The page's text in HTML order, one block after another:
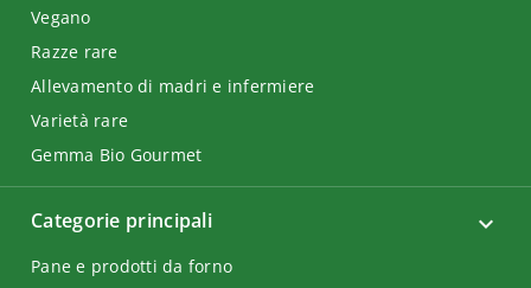
Categorie principali
Pane e prodotti da forno
Vegano
Razze rare
Allevamento di madri e infermiere
Varietà rare
Gemma Bio Gourmet